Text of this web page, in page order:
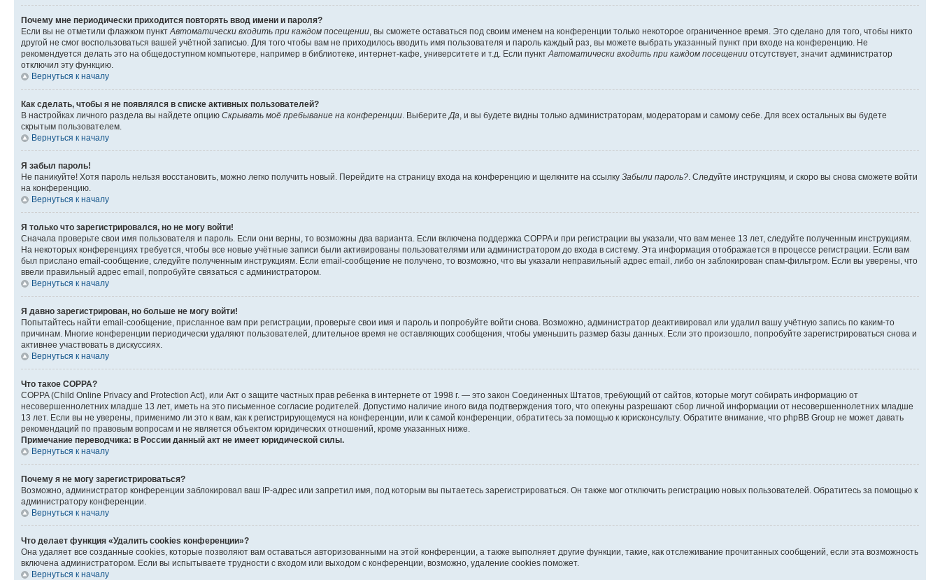
Почему мне периодически приходится повторять ввод имени и пароля?
Если вы не отметили флажком пункт Автоматически входить при каждом посещении , вы сможете оставаться под своим именем на конференции только некоторое ограниченное время. Это сделано для того, чтобы никто
другой не смог воспользоваться вашей учётной записью. Для того чтобы вам не приходилось вводить имя пользователя и пароль каждый раз, вы можете выбрать указанный пункт при входе на конференцию. Не
рекомендуется делать это на общедоступном компьютере, например в библиотеке, интернет-кафе, университете и т.д. Если пункт Автоматически входить при каждом посещении отсутствует, значит администратор
отключил эту функцию.
Вернуться к началу
Как сделать, чтобы я не появлялся в списке активных пользователей?
В настройках личного раздела вы найдете опцию Скрывать моё пребывание на конференции . Выберите Да , и вы будете видны только администраторам, модераторам и самому себе. Для всех остальных вы будете
скрытым пользователем.
Вернуться к началу
Я забыл пароль!
Не паникуйте! Хотя пароль нельзя восстановить, можно легко получить новый. Перейдите на страницу входа на конференцию и щелкните на ссылку Забыли пароль? . Следуйте инструкциям, и скоро вы снова сможете войти
на конференцию.
Вернуться к началу
Я только что зарегистрировался, но не могу войти!
Сначала проверьте свои имя пользователя и пароль. Если они верны, то возможны два варианта. Если включена поддержка COPPA и при регистрации вы указали, что вам менее 13 лет, следуйте полученным инструкциям.
На некоторых конференциях требуется, чтобы все новые учётные записи были активированы пользователями или администратором до входа в систему. Эта информация отображается в процессе регистрации. Если вам
был прислано email-сообщение, следуйте полученным инструкциям. Если email-сообщение не получено, то возможно, что вы указали неправильный адрес email, либо он заблокирован спам-фильтром. Если вы уверены, что
ввели правильный адрес email, попробуйте связаться с администратором.
Вернуться к началу
Я давно зарегистрирован, но больше не могу войти!
Попытайтесь найти email-сообщение, присланное вам при регистрации, проверьте свои имя и пароль и попробуйте войти снова. Возможно, администратор деактивировал или удалил вашу учётную запись по каким-то
причинам. Многие конференции периодически удаляют пользователей, длительное время не оставляющих сообщения, чтобы уменьшить размер базы данных. Если это произошло, попробуйте зарегистрироваться снова и
активнее участвовать в дискуссиях.
Вернуться к началу
Что такое COPPA?
COPPA (Child Online Privacy and Protection Act), или Акт о защите частных прав ребенка в интернете от 1998 г. — это закон Соединенных Штатов, требующий от сайтов, которые могут собирать информацию от
несовершеннолетних младше 13 лет, иметь на это письменное согласие родителей. Допустимо наличие иного вида подтверждения того, что опекуны разрешают сбор личной информации от несовершеннолетних младше
13 лет. Если вы не уверены, применимо ли это к вам, как к регистрирующемуся на конференции, или к самой конференции, обратитесь за помощью к юрисконсульту. Обратите внимание, что phpBB Group не может давать
рекомендаций по правовым вопросам и не является объектом юридических отношений, кроме указанных ниже.
Примечание переводчика: в России данный акт не имеет юридической силы.
Вернуться к началу
Почему я не могу зарегистрироваться?
Возможно, администратор конференции заблокировал ваш IP-адрес или запретил имя, под которым вы пытаетесь зарегистрироваться. Он также мог отключить регистрацию новых пользователей. Обратитесь за помощью к
администратору конференции.
Вернуться к началу
Что делает функция «Удалить cookies конференции»?
Она удаляет все созданные cookies, которые позволяют вам оставаться авторизованными на этой конференции, а также выполняет другие функции, такие, как отслеживание прочитанных сообщений, если эта возможность
включена администратором. Если вы испытываете трудности с входом или выходом с конференции, возможно, удаление cookies поможет.
Вернуться к началу